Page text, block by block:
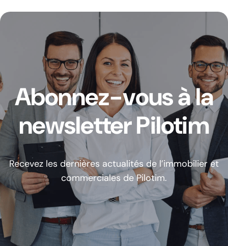
Abonnez-vous à la
newsletter Pilotim
Recevez les dernières actualités de l’immobilier et
commerciales de Pilotim.